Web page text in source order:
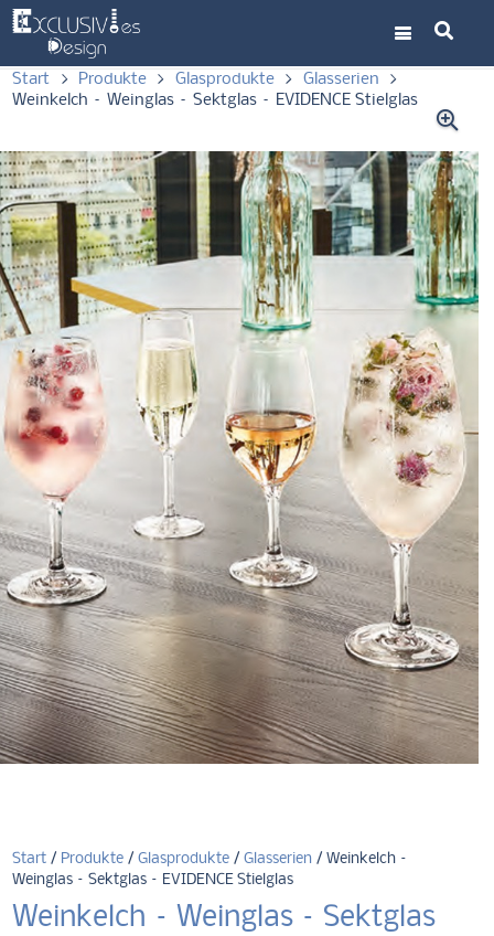
Start > Produkte > Glasprodukte > Glasserien
>
Weinkelch – Weinglas – Sektglas – EVIDENCE Stielglas
Start / Produkte /Glasprodukte /Glasserien / Weinkelch –
Weinglas – Sektglas – EVIDENCE Stielglas
Weinkelch – Weinglas – Sektglas